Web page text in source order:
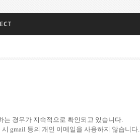
는 경우가 지속적으로 확인되고 있습니다.
gmail 등의 개인 이메일을 사용하지 않습니다.